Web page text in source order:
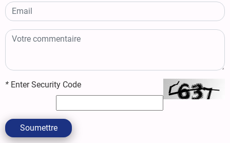
* Enter Security Code
Soumettre